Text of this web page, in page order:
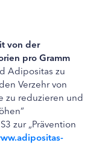
von der
pro Gramm
Adipositas zu
Verzehr von
zu reduzieren und
zur „Prävention